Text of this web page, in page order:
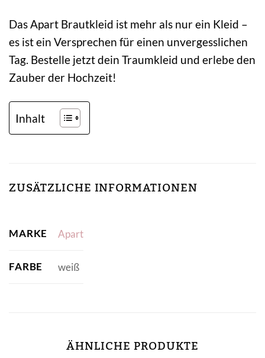
Das Apart Brautkleid ist mehr als nur ein Kleid –
es ist ein Versprechen für einen unvergesslichen
Tag. Bestelle jetzt dein Traumkleid und erlebe den
Zauber der Hochzeit!
Inhalt
ZUSÄTZLICHE INFORMATIONEN
MARKE Apart
FARBE weiß
ÄHNLICHE PRODUKTE